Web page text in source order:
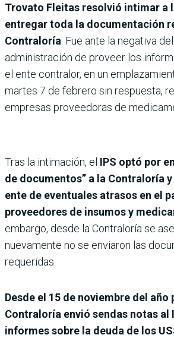
Trovato Fleitas resolvió intimar a
entregar toda la documentación
Contraloría . Fue ante la negativa
administración de proveer los
el ente contralor, en un
martes 7 de febrero sin respuesta,
empresas proveedoras de
Tras la intimación, el IPS optó por
de documentos” a la Contraloría
ente de eventuales atrasos en el
proveedores de insumos y
embargo, desde la Contraloría se
nuevamente no se enviaron las
requeridas.
Desde el 15 de noviembre del año
Contraloría envió sendas notas al
informes sobre la deuda de los